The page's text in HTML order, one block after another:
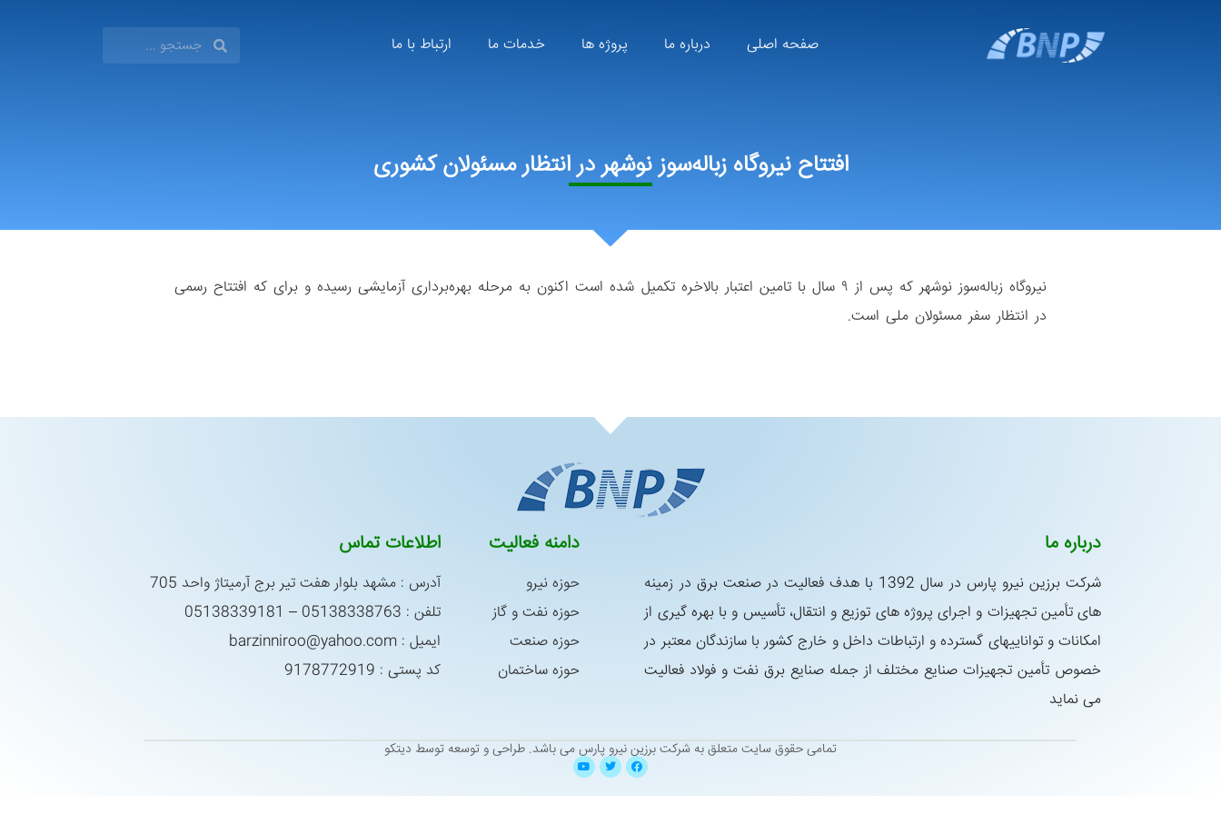
صفحه اصلی درباره ما پروژه ها خدمات ما ارتباط با ما
افتتاح نیروگاه زباله‌سوز نوشهر در انتظار مسئولان کشوری
نیروگاه زباله‌سوز نوشهر که پس از ۹ سال با تامین اعتبار بالاخره تکمیل شده است اکنون به مرحله بهره‌برداری آزمایشی رسیده و برای که افتتاح رسمی
در انتظار سفر مسئولان ملی است.
درباره ما
شركت برزین نیرو پارس در سال 1392 با هدف فعالیت در صنعت برق در زمینه
های تأمین تجهیزات و اجرای پروژه های توزیع و انتقال، تأسیس و با بهره گیری از
امكانات و تواناییهای گسترده و ارتباطات داخل و خارج كشور با سازندگان معتبر در
خصوص تأمین تجهیزات صنایع مختلف از جمله صنایع برق نفت و فولاد فعالیت
می نماید
دامنه فعالیت
حوزه نیرو
حوزه نفت و گاز
حوزه صنعت
حوزه ساختمان
اطلاعات تماس
آدرس : مشهد بلوار هفت تیر برج آرمیتاژ واحد 705
تلفن : 05138338763 – 05138339181
ایمیل : barzinniroo@yahoo.com
کد پستی : 9178772919
تمامی حقوق سایت متعلق به شرکت برزین نیرو پارس می باشد. طراحی و توسعه توسط دیتکو